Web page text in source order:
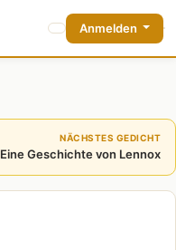
Anmelden
NÄCHSTES GEDICHT
Eine Geschichte von Lennox